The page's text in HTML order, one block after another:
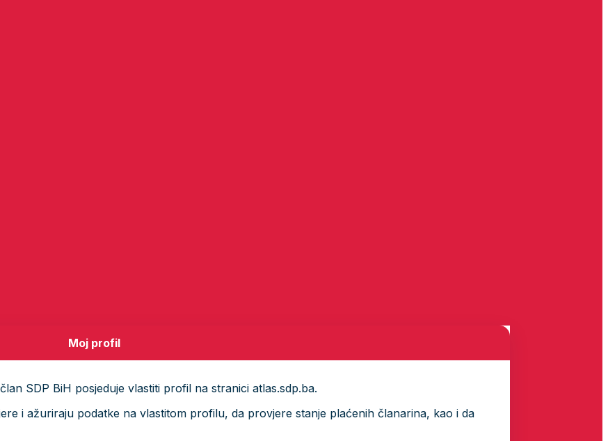
Moj profil
SDP BiH posjeduje vlastiti profil na stranici atlas.sdp.ba.
i ažuriraju podatke na vlastitom profilu, da provjere stanje plaćenih članarina, kao i da